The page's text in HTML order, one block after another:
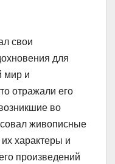
свои
для
мир и
отражали его
во
живописные
характеры и
произведений